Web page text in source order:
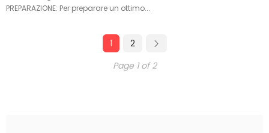
PREPARAZIONE: Per preparare un ottimo...
1
2
Page 1 of 2